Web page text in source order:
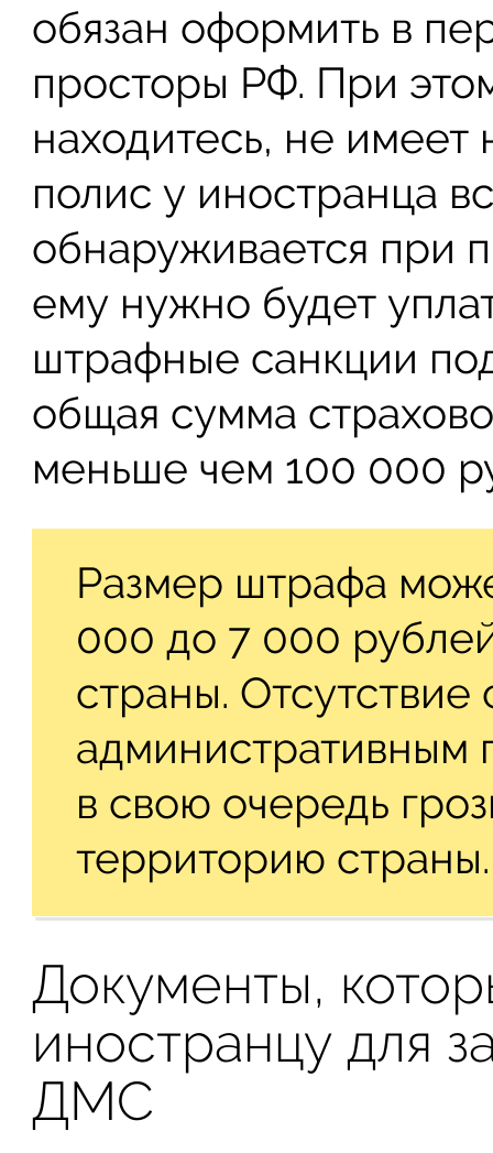
обязан оформить в
просторы РФ. При
находитесь, не имеет
полис у иностранца
обнаруживается при
ему нужно будет
штрафные санкции
общая сумма
меньше чем 100 000
Размер штрафа
000 до 7 000
страны. Отсутствие
административным
в свою очередь
территорию страны.
Документы,
иностранцу для
ДМС